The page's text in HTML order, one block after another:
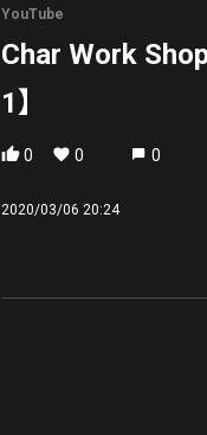
YouTube
Char Work
1】
0 0 0
2020/03/06 20:24